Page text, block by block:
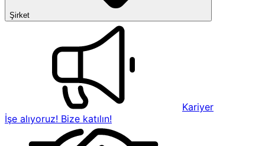
Şirket
Kariyer
İşe alıyoruz! Bize katılın!